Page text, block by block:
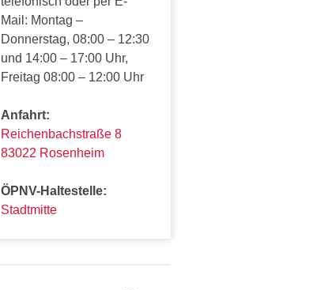
Mail: Montag –
Donnerstag, 08:00 – 12:30
und 14:00 – 17:00 Uhr,
Freitag 08:00 – 12:00 Uhr
Anfahrt:
Reichenbachstraße 8
83022 Rosenheim
ÖPNV-Haltestelle:
Stadtmitte